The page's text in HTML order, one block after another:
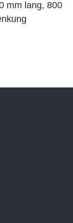
mm lang, 800